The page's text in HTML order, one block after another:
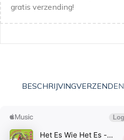
gratis verzending!
BESCHRIJVINGVERZENDEN